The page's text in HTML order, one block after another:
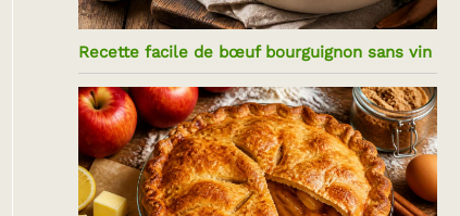
Recette facile de bœuf bourguignon sans vin